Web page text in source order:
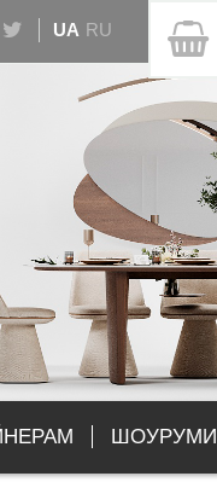
UA RU
ШОУРУМИ